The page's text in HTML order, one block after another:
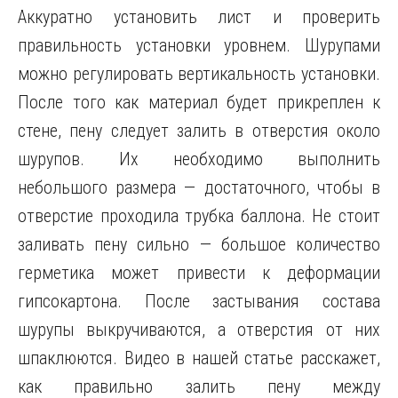
Аккуратно установить лист и проверить
правильность установки уровнем. Шурупами
можно регулировать вертикальность установки.
После того как материал будет прикреплен к
стене, пену следует залить в отверстия около
шурупов. Их необходимо выполнить
небольшого размера — достаточного, чтобы в
отверстие проходила трубка баллона. Не стоит
заливать пену сильно — большое количество
герметика может привести к деформации
гипсокартона. После застывания состава
шурупы выкручиваются, а отверстия от них
шпаклюются. Видео в нашей статье расскажет,
как правильно залить пену между